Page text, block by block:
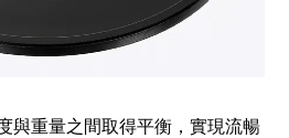
與重量之間取得平衡，實現流暢